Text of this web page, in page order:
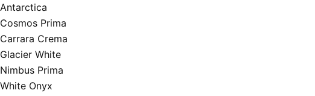
Antarctica
Cosmos Prima
Carrara Crema
Glacier White
Nimbus Prima
White Onyx